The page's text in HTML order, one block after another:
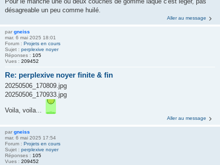
désagreable un peu comme huilé.
Aller au message
par gneiss
mar. 6 mai 2025 18:01
Forum : Projets en cours
Sujet : perplexive noyer
Réponses : 105
Vues : 209452
Re: perplexive noyer finite & fin
20250506_170809.jpg
20250506_170933.jpg
Voila, voila...
Aller au message
par gneiss
mar. 6 mai 2025 17:54
Forum : Projets en cours
Sujet : perplexive noyer
Réponses : 105
Vues : 209452